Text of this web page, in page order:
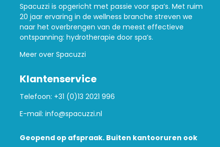
Spacuzzi is opgericht met passie voor spa’s. Met ruim
20 jaar ervaring in de wellness branche streven we
naar het overbrengen van de meest effectieve
ontspanning: hydrotherapie door spa’s.
Meer over Spacuzzi
Klantenservice
Telefoon: +31 (0)13 2021 996
E-mail: info@spacuzzi.nl
Geopend op afspraak. Buiten kantooruren ook